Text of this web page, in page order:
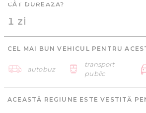
CÂT DUREAZĂ?
1 zi
CEL MAI BUN VEHICUL PENTRU
autobuz
transport
public
ACEASTĂ REGIUNE ESTE VESTITĂ